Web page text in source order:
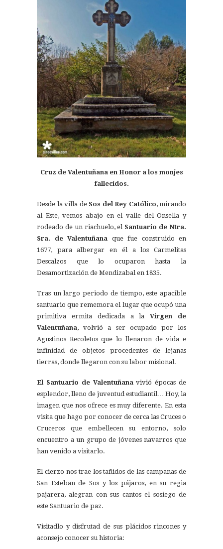
Cruz de Valentuñana en Honor a los monjes
fallecidos.
Desde la villa de Sos del Rey Católico, mirando
al Este, vemos abajo en el valle del Onsella y
rodeado de un riachuelo, elSantuario de Ntra.
Sra. de Valentuñana que fue construido en
1677, para albergar en él a los Carmelitas
Descalzos que lo ocuparon hasta la
Desamortización de Mendizabal en 1835.
Tras un largo periodo de tiempo, este apacible
santuario que rememora el lugar que ocupó una
primitiva ermita dedicada a laVirgen de
Valentuñana, volvió a ser ocupado por los
Agustinos Recoletos que lo llenaron de vida e
infinidad de objetos procedentes de lejanas
tierras, donde llegaron con su labor misional.
El Santuario de Valentuñanavivió épocas de
esplendor, lleno de juventud estudiantil… Hoy, la
imagen que nos ofrece es muy diferente. En esta
visita que hago por conocer de cerca las Cruces o
Cruceros que embellecen su entorno, solo
encuentro a un grupo de jóvenes navarros que
han venido a visitarlo.
El cierzo nos trae los tañidos de las campanas de
San Esteban de Sos y los pájaros, en su regia
pajarera, alegran con sus cantos el sosiego de
este Santuario de paz.
Visitadlo y disfrutad de sus plácidos rincones y
aconsejo conocer su historia: